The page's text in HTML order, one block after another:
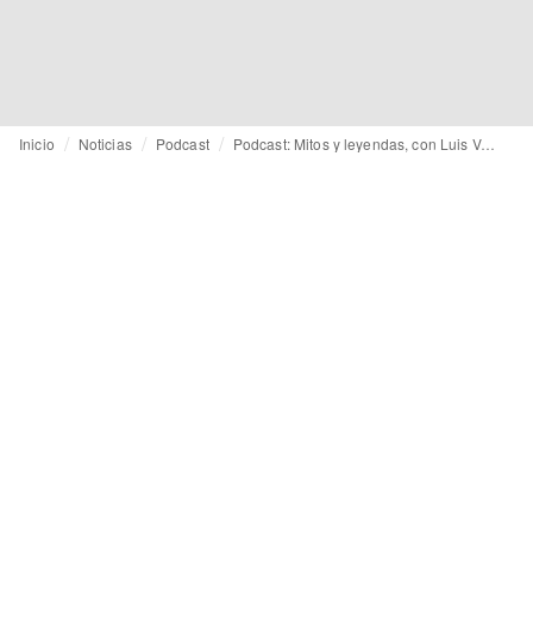
Inicio Noticias Podcast Podcast: Mitos y leyendas, con Luis Venegas (Fashion Sucks)